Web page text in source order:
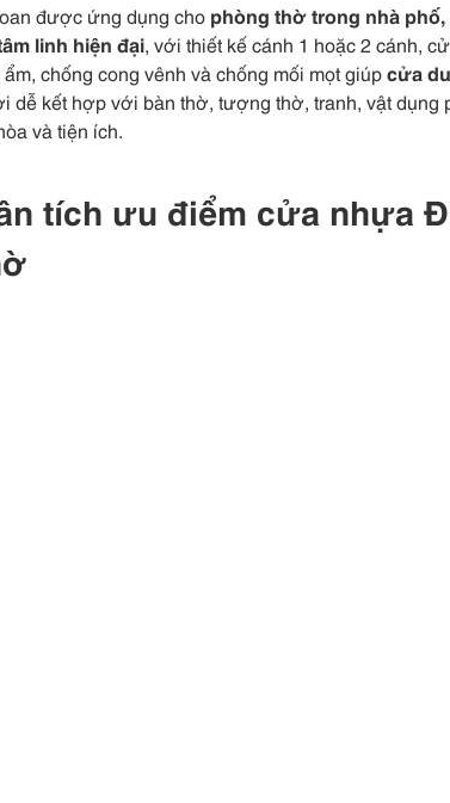
được ứng dụng cho phòng thờ trong nhà
linh hiện đại, với thiết kế cánh 1 hoặc 2 cánh,
chống cong vênh và chống mối mọt giúpcửa
dễ kết hợp với bàn thờ, tượng thờ, tranh, vật dụng
và tiện ích.
tích ưu điểm cửa nhựa